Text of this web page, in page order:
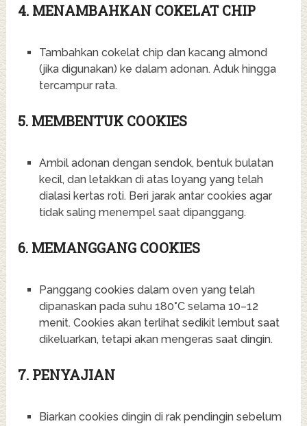
4. MENAMBAHKAN COKELAT CHIP
Tambahkan cokelat chip dan kacang almond
(jika digunakan) ke dalam adonan. Aduk hingga
tercampur rata.
5. MEMBENTUK COOKIES
Ambil adonan dengan sendok, bentuk bulatan
kecil, dan letakkan di atas loyang yang telah
dialasi kertas roti. Beri jarak antar cookies agar
tidak saling menempel saat dipanggang.
6. MEMANGGANG COOKIES
Panggang cookies dalam oven yang telah
dipanaskan pada suhu 180°C selama 10–12
menit. Cookies akan terlihat sedikit lembut saat
dikeluarkan, tetapi akan mengeras saat dingin.
7. PENYAJIAN
Biarkan cookies dingin di rak pendingin sebelum